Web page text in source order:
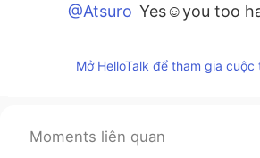
@Atsuro Yes☺️you too
寒雪傲梅Jack way
Mở HelloTalk để tham gia cuộc
Moments liên quan